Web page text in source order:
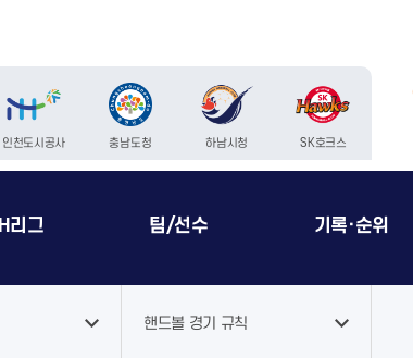
인천도시공사 충남도청 하남시청 SK호크스
H리그 팀/선수 기록·순위
핸드볼 경기 규칙